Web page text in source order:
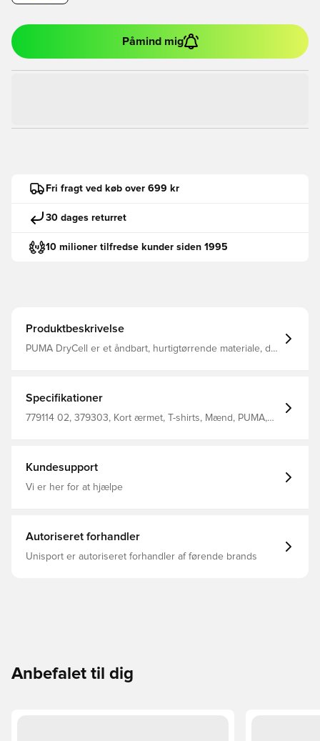
Påmind mig
Fri fragt ved køb over 699 kr
30 dages returret
10 milioner tilfredse kunder siden 1995
Produktbeskrivelse
PUMA DryCell er et åndbart, hurtigtørrende materiale, der
polyester og 14% elastan.
Specifikationer
779114 02, 379303, Kort ærmet, T-shirts, Mænd, PUMA,
Kundesupport
Vi er her for at hjælpe
Autoriseret forhandler
Unisport er autoriseret forhandler af førende brands
Anbefalet til dig